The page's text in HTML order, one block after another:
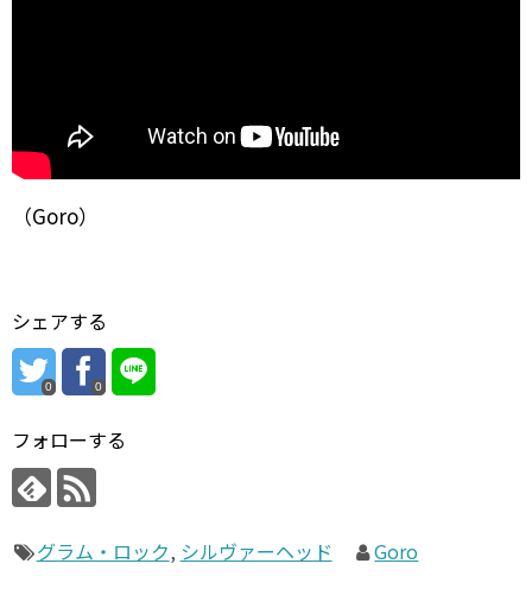
（Goro）
シェアする
0 0
フォローする
グラム・ロック, シルヴァーヘッド Goro